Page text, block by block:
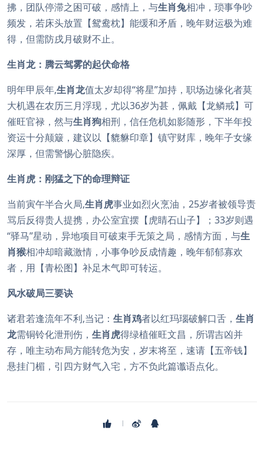
拂，团队停滞之困可破，感情上，与生肖兔相冲，琐事争吵
频发，若床头放置【鸳鸯枕】能缓和矛盾，晚年财运极为难
得，但需防戌月破财不止。
生肖龙：腾云驾雾的起伏命格
明年甲辰年,生肖龙值太岁却得“将星”加持，职场边缘化者莫
大机遇在农历三月浮现，尤以36岁为甚，佩戴【龙鳞戒】可
催旺官禄，然与生肖狗相刑，信任危机如影随形，下半年投
资运十分颠簸，建议以【貔貅印章】镇守财库，晚年子女缘
深厚，但需警惕心脏隐疾。
生肖虎：刚猛之下的命理辩证
当前寅午半合火局,生肖虎事业如烈火烹油，25岁者被领导责
骂后反得贵人提携，办公室宜摆【虎睛石山子】；33岁则遇
“驿马”星动，异地项目可破束手无策之局，感情方面，与生
肖猴相冲却暗藏激情，小事争吵反成情趣，晚年郁郁寡欢
者，用【青松图】补足木气即可转运。
风水破局三要诀
诸君若逢流年不利,当记： 生肖鸡者以红玛瑙破解口舌， 生肖
龙需铜铃化泄刑伤， 生肖虎得绿植催旺文昌，所谓吉凶并
存，唯主动布局方能转危为安，岁末将至，速请【五帝钱】
悬挂门楣，引四方财气入宅，方不负此篇谶语点化。